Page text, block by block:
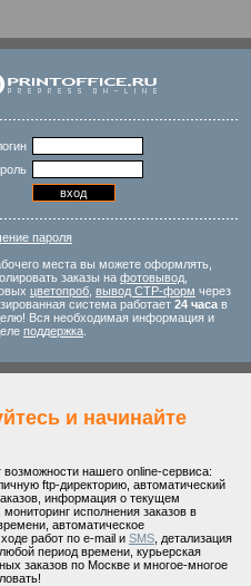
пароля
места вы можете оформлять,
заказы на фотовывод
цветопроб вывод CTP-форм через
система работает 24 часа в
Вся необходимая информация и
поддержка
и начинайте
возможности нашего online-сервиса:
ftp-директорию, автоматический
информация о текущем
исполнения заказов в
автоматическое
работ по e-mail и SMS , детализация
период времени, курьерская
заказов по Москве и многое-многое